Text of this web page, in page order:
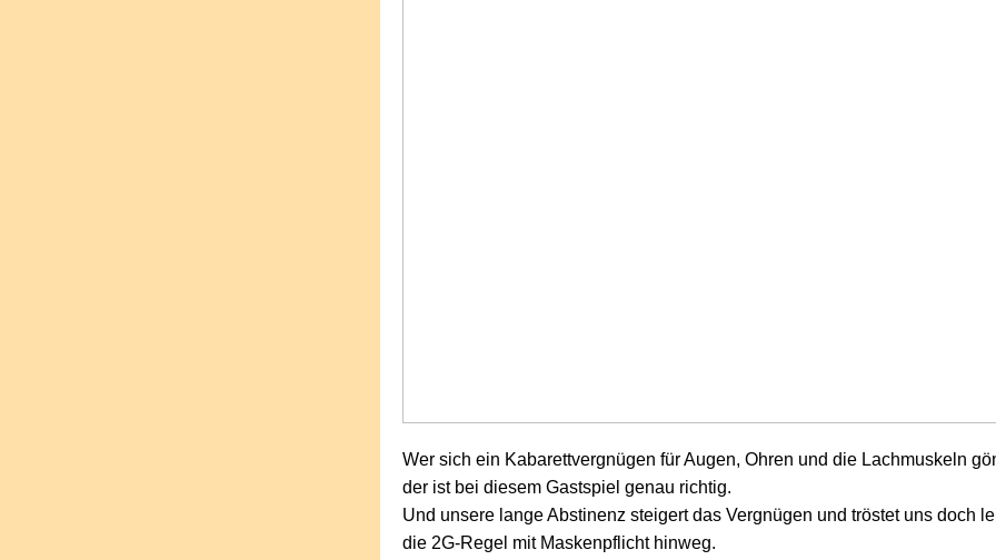
Wer sich ein Kabarettvergnügen für Augen, Ohren und die Lachmuskeln
der ist bei diesem Gastspiel genau richtig.
Und unsere lange Abstinenz steigert das Vergnügen und tröstet uns doch
die 2G-Regel mit Maskenpflicht hinweg.